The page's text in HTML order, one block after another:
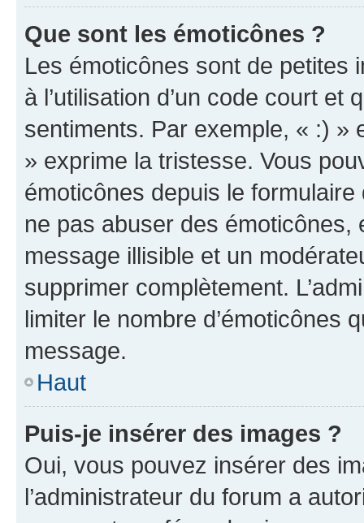
Que sont les émoticônes ?
Les émoticônes sont de petites
à l’utilisation d’un code court et
sentiments. Par exemple, « :) »
» exprime la tristesse. Vous
émoticônes depuis le
ne pas abuser des
message illisible et un
supprimer complètement.
limiter le nombre d’émoticônes
message.
Haut
Puis-je insérer des images ?
Oui, vous pouvez insérer des
l’administrateur du forum a